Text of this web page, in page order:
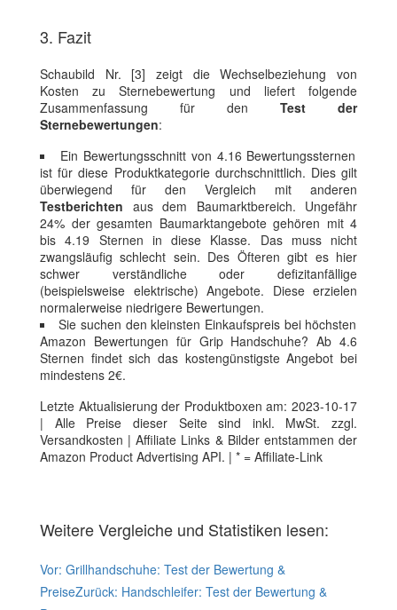
3. Fazit
Schaubild Nr. [3] zeigt die Wechselbeziehung von
Kosten zu Sternebewertung und liefert folgende
Zusammenfassung für den Test der
Sternebewertungen:
Ein Bewertungsschnitt von 4.16 Bewertungssternen
ist für diese Produktkategorie durchschnittlich. Dies gilt
überwiegend für den Vergleich mit anderen
Testberichten aus dem Baumarktbereich. Ungefähr
24% der gesamten Baumarktangebote gehören mit 4
bis 4.19 Sternen in diese Klasse. Das muss nicht
zwangsläufig schlecht sein. Des Öfteren gibt es hier
schwer verständliche oder defizitanfällige
(beispielsweise elektrische) Angebote. Diese erzielen
normalerweise niedrigere Bewertungen.
Sie suchen den kleinsten Einkaufspreis bei höchsten
Amazon Bewertungen für Grip Handschuhe? Ab 4.6
Sternen findet sich das kostengünstigste Angebot bei
mindestens 2€.
Letzte Aktualisierung der Produktboxen am: 2023-10-17
| Alle Preise dieser Seite sind inkl. MwSt. zzgl.
Versandkosten | Affiliate Links & Bilder entstammen der
Amazon Product Advertising API. | * = Affiliate-Link
Weitere Vergleiche und Statistiken lesen:
Vor: Grillhandschuhe: Test der Bewertung &
PreiseZurück: Handschleifer: Test der Bewertung &